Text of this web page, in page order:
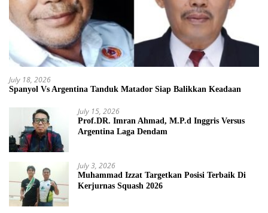
July 18, 2026
Spanyol Vs Argentina Tanduk Matador Siap Balikkan Keadaan
July 15, 2026
Prof.DR. Imran Ahmad, M.P.d Inggris Versus
Argentina Laga Dendam
July 3, 2026
Muhammad Izzat Targetkan Posisi Terbaik Di
Kerjurnas Squash 2026